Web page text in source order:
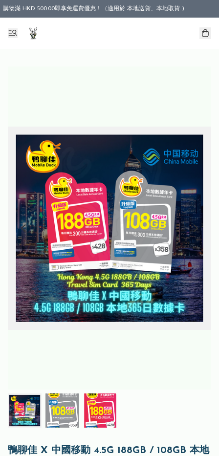
購物滿 HKD 500.00即享免運費優惠！（適用於 本地送貨、本地取貨 )
鴨聊佳 X 中國移動 4.5G 188GB / 108GB 本地